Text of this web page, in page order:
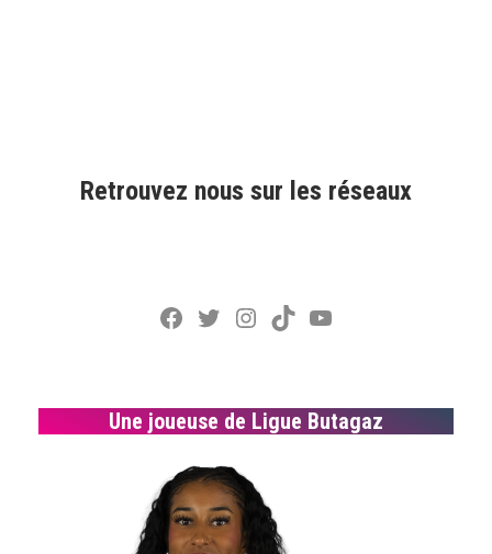
Retrouvez nous sur les réseaux
Facebook
Twitter
Instagram
TikTokYouTube
Une joueuse de Ligue Butagaz